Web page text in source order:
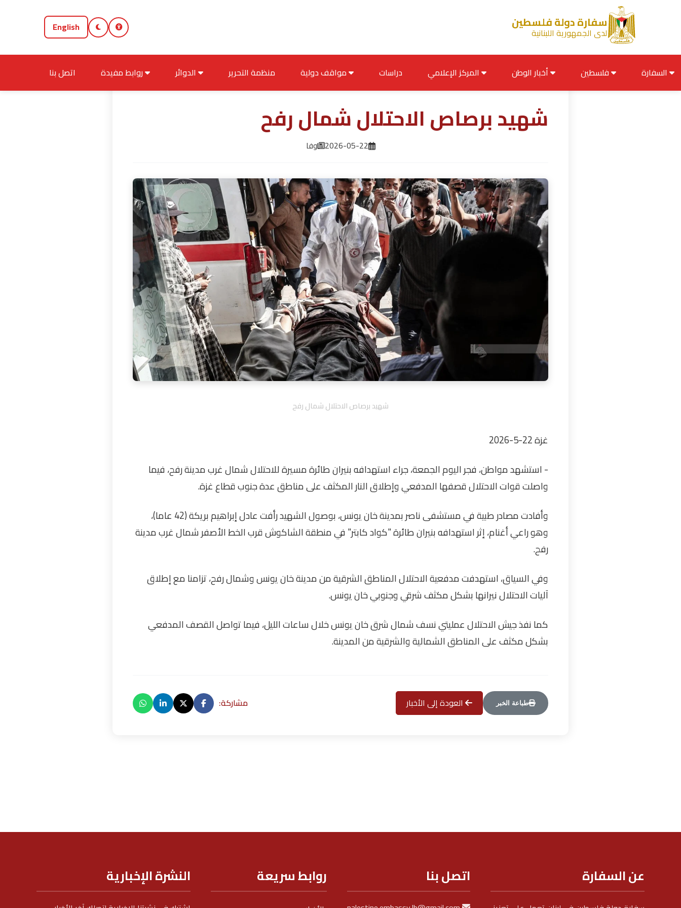
سفارة دولة فلسطين
لدى الجمهورية اللبنانية English
دراسات منظمة التحرير اتصل بنا
شهيد برصاص الاحتلال شمال رفح
2026-05-22 وفا
شهيد برصاص الاحتلال شمال رفح
غزة 22-5-2026
- استشهد مواطن، فجر اليوم الجمعة، جراء استهدافه بنيران طائرة مسيرة للاحتلال شمال غرب مدينة رفح، فيما
واصلت قوات الاحتلال قصفها المدفعي وإطلاق النار المكثف على مناطق عدة جنوب قطاع غزة.
وأفادت مصادر طبية في مستشفى ناصر بمدينة خان يونس، بوصول الشهيد رأفت عادل إبراهيم بريكة (42 عاما)،
وهو راعي أغنام، إثر استهدافه بنيران طائرة "كواد كابتر" في منطقة الشاكوش قرب الخط الأصفر شمال غرب مدينة
رفح.
وفي السياق، استهدفت مدفعية الاحتلال المناطق الشرقية من مدينة خان يونس وشمال رفح، تزامنا مع إطلاق
آليات الاحتلال نيرانها بشكل مكثف شرقي وجنوبي خان يونس.
كما نفذ جيش الاحتلال عمليتي نسف شمال شرق خان يونس خلال ساعات الليل، فيما تواصل القصف المدفعي
بشكل مكثف على المناطق الشمالية والشرقية من المدينة.
العودة إلى الأخبار طباعة الخبر مشاركة:
عن السفارة اتصل بنا روابط سريعة النشرة الإخبارية